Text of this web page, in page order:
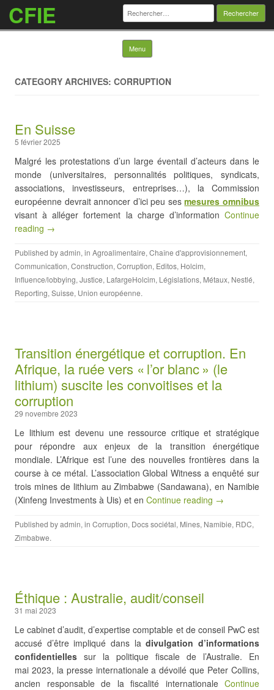
CFIE Rechercher :
Menu Skip to content
CATEGORY ARCHIVES: CORRUPTION
En Suisse
5 février 2025
Malgré les protestations d’un large éventail d’acteurs dans le
monde (universitaires, personnalités politiques, syndicats,
associations, investisseurs, entreprises…), la Commission
européenne devrait annoncer d’ici peu sesmesures omnibus
visant à alléger fortement la charge d’information Continue
reading →
Published byadmin, in Agroalimentaire, Chaîne d'approvisionnement,
Communication, Construction, Corruption, Editos, Holcim,
Influence/lobbying, Justice, LafargeHolcim, Législations, Métaux, Nestlé,
Reporting, Suisse, Union européenne.
Transition énergétique et corruption. En
Afrique, la ruée vers « l’or blanc » (le
lithium) suscite les convoitises et la
corruption
29 novembre 2023
Le lithium est devenu une ressource critique et stratégique
pour répondre aux enjeux de la transition énergétique
mondiale. L’Afrique est l’une des nouvelles frontières dans la
course à ce métal. L’association Global Witness a enquêté sur
trois mines de lithium au Zimbabwe (Sandawana), en Namibie
(Xinfeng Investments à Uis) et en Continue reading →
Published byadmin, in Corruption, Docs sociétal, Mines, Namibie, RDC,
Zimbabwe.
Éthique : Australie, audit/conseil
31 mai 2023
Le cabinet d’audit, d’expertise comptable et de conseil PwC est
accusé d’être impliqué dans ladivulgation d’informations
confidentielles sur la politique fiscale de l’Australie. En
mai 2023, la presse internationale a dévoilé que Peter Collins,
ancien responsable de la fiscalité internationale Continue